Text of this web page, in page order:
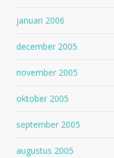
januari 2006
december 2005
november 2005
oktober 2005
september 2005
augustus 2005